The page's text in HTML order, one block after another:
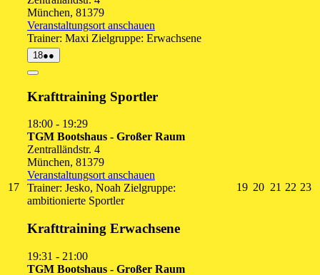
München, 81379
Veranstaltungsort anschauen
Trainer: Maxi Zielgruppe: Erwachsene
1717.
August
1818.
August
●●
Veranstaltungen)
Close
Krafttraining Sportler
18:00 - 19:29
TGM Bootshaus - Großer Raum
Zentralländstr. 4
München, 81379
Veranstaltungsort anschauen
Trainer: Jesko, Noah Zielgruppe:
ambitionierte Sportler
Krafttraining Erwachsene
19:31 - 21:00
TGM Bootshaus - Großer Raum
1919.
2020.
21 21.
22 22.
23